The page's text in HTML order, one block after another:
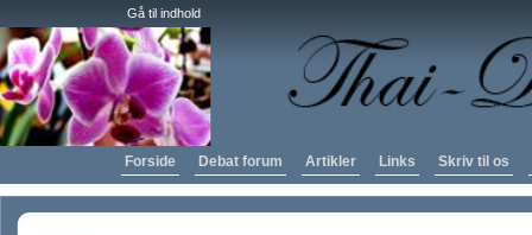
Gå til indhold
Forside Debat forum Artikler Links Skriv til os